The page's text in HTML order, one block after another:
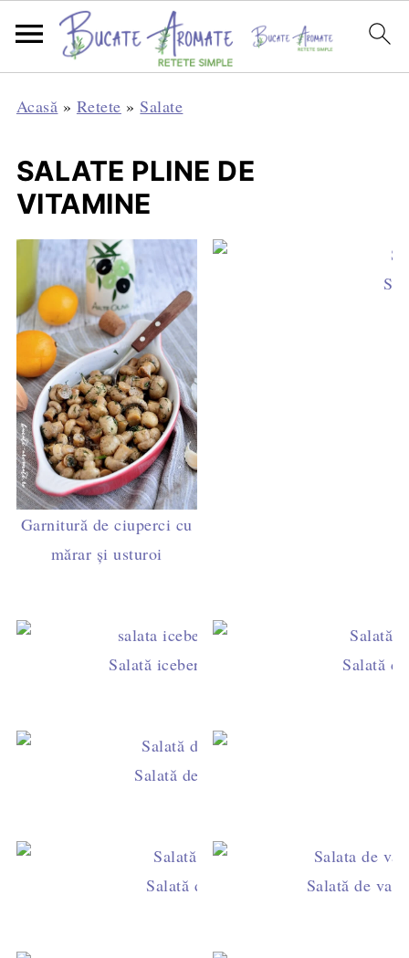
Acasă » Retete » Salate
SALATE PLINE DE
VITAMINE
Garnitură de ciuperci cu
mărar şi usturoi
Salată iceberg cu piept de pui şi ardei
Salată
Salată de roşii cu brânză şi măsline
Salată de sfeclă roşie Salată de